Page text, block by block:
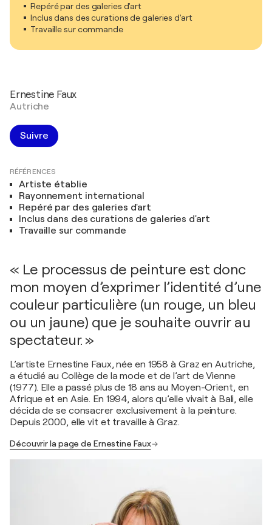
Repéré par des galeries d'art
Inclus dans des curations de galeries d'art
Travaille sur commande
Ernestine Faux
Autriche
Suivre
RÉFÉRENCES
Artiste établie
Rayonnement international
Repéré par des galeries d'art
Inclus dans des curations de galeries d'art
Travaille sur commande
« Le processus de peinture est donc
mon moyen d’exprimer l’identité d’une
couleur particulière (un rouge, un bleu
ou un jaune) que je souhaite ouvrir au
spectateur. »
L’artiste Ernestine Faux, née en 1958 à Graz en Autriche,
a étudié au Collège de la mode et de l’art de Vienne
(1977). Elle a passé plus de 18 ans au Moyen-Orient, en
Afrique et en Asie. En 1994, alors qu’elle vivait à Bali, elle
décida de se consacrer exclusivement à la peinture.
Depuis 2000, elle vit et travaille à Graz.
Découvrir la page de Ernestine Faux